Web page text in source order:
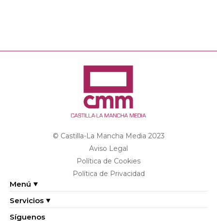
Menú
Servicios
© Castilla-La Mancha Media 2023
Aviso Legal
Política de Cookies
Política de Privacidad
Síguenos